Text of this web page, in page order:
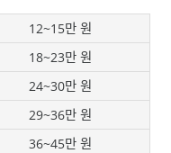
12~15만 원
18~23만 원
24~30만 원
29~36만 원
36~45만 원